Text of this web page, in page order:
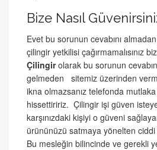
Bize Nasıl
Evet bu sorunun cevabını almadan
çilingir yetkilisi çağırmamalısınız biz
Çilingirolarak bu sorunun
gelmeden sitemiz üzerinden
ikna olmazsanız telefonda
hissettiririz. Çilingir işi güven
karşınızdaki kişiyi o güveni
ürününüzü satmaya yönelten
Bu mesleğin bilincinde ve gerekli